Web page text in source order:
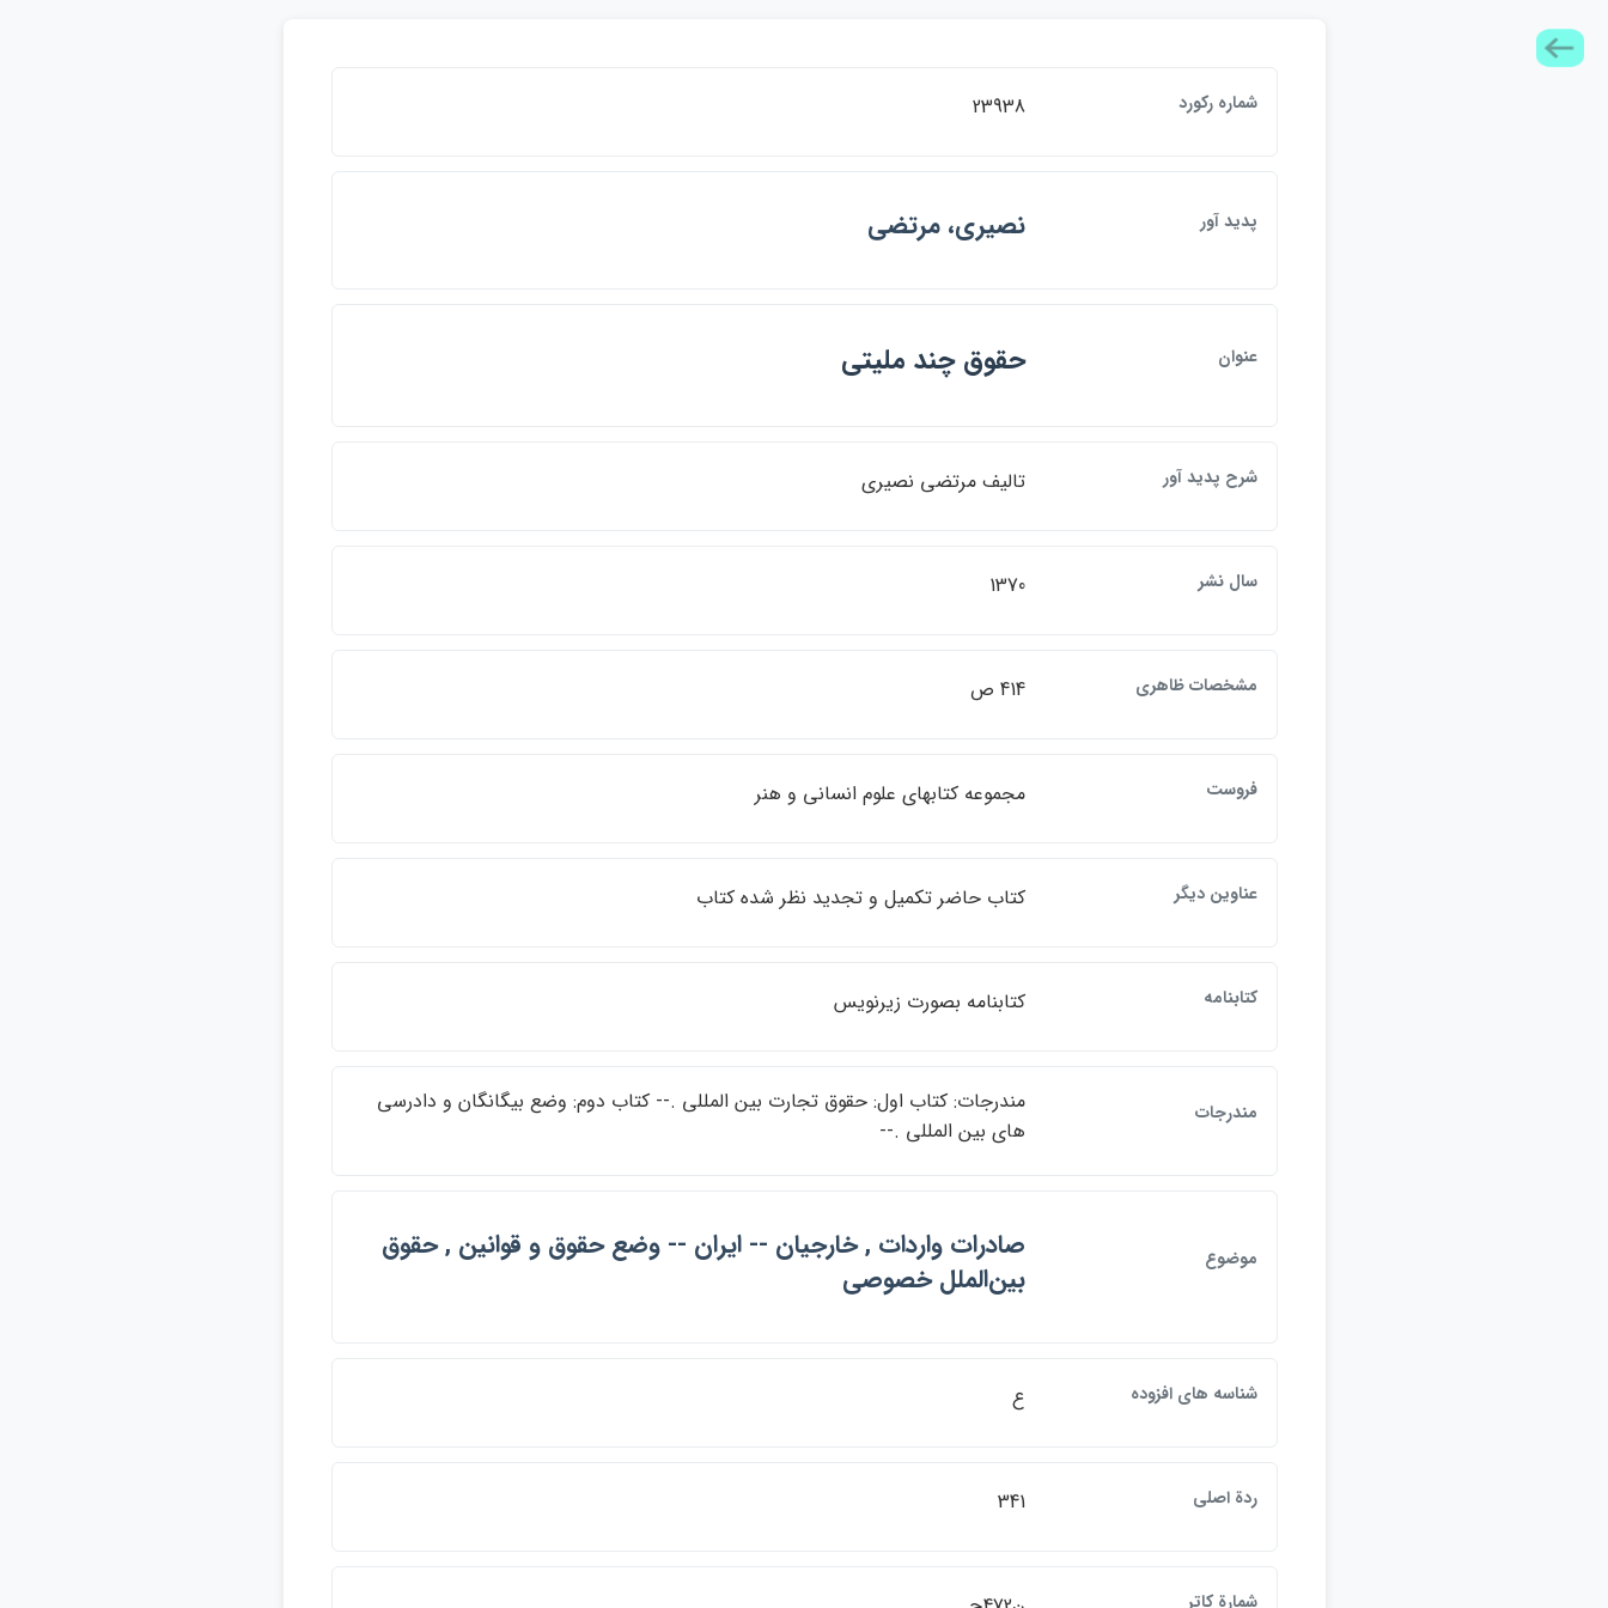
شماره ركورد 23938
پديد آور نصيري، مرتضي
عنوان حقوق چند مليتي
شرح پديد آور تاليف مرتضي نصيري
سال نشر 1370
مشخصات ظاهري 414 ص
فروست مجموعه كتابهاي علوم انساني و هنر
عناوين ديگر كتاب حاضر تكميل و تجديد نظر شده كتاب
كتابنامه كتابنامه بصورت زيرنويس
مندرجات
مندرجات: كتاب اول: حقوق تجارت بين المللي .-- كتاب دوم: وضع بيگانگان و دادرسي
هاي بين المللي .--
موضوع
صادرات واردات , خارجيان -- ايران -- وضع حقوق و قوانين , حقوق
بين‌الملل خصوصي
شناسه هاي افزوده ع
ردة اصلي 341
شمارة كاتر